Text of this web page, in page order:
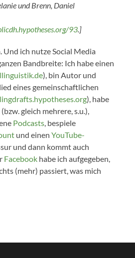
und Brenn, Daniel
93.]
Und ich nutze Social Media
Bandbreite: Ich habe einen
), bin Autor und
eines gemeinschaftlichen
lingdrafts.hypotheses.org), habe
(bzw. gleich mehrere, s.u.),
Podcasts, bespiele
und einenYouTube-
und dann kommt auch
Facebook habe ich aufgegeben,
(mehr) passiert, was mich